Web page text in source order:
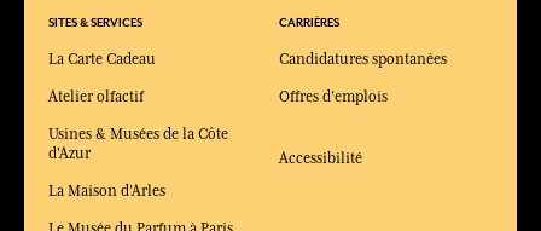
SITES & SERVICES
La Carte Cadeau
Atelier olfactif
Usines & Musées de la Côte
d'Azur
La Maison d'Arles
CARRIÈRES
Candidatures spontanées
Offres d'emplois
Accessibilité